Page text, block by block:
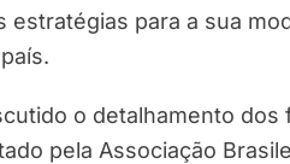
para a sua
o detalhamento
pela Associação